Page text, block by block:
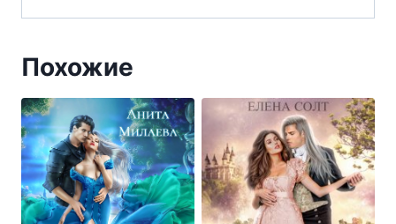
Похожие